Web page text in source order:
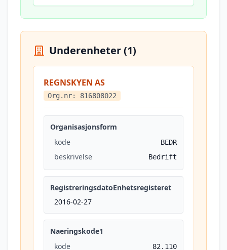
Underenheter (1)
REGNSKYEN AS
Org.nr: 816808022
Organisasjonsform
kode
BEDR
beskrivelse Bedrift
RegistreringsdatoEnhetsregisteret
2016-02-27
Naeringskode1
kode
82.110